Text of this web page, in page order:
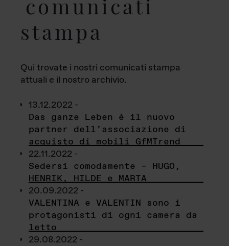
comunicati
stampa
Qui trovate i nostri comunicati stampa
attuali e il nostro archivio.
13.12.2022 -
Das ganze Leben è il nuovo
partner dell’associazione di
acquisto di mobili GfMTrend
22.11.2022 -
Sedersi comodamente – HUGO,
HENRIK, HILDE e MARTA
20.09.2022 -
VALENTINA e VALENTIN sono i
protagonisti di ogni camera da
letto
29.08.2022 -